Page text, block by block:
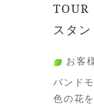
スタ
お客
バンド
色の花